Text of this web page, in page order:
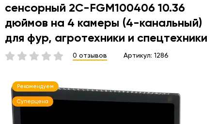
сенсорный 2C-FGM100406 10.36
дюймов на 4 камеры (4-канальный)
для фур, агротехники и спецтехники
0 отзывов Артикул: 1286
Рекомендуем
Суперцена